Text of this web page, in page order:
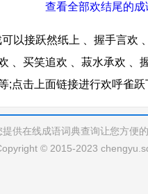
查看全部欢结尾的成
以接跃然纸上 、握手言欢
、买笑追欢 、菽水承欢 、
;点击上面链接进行欢呼雀
提供在线成语词典查询让您方便
© 2015-2023